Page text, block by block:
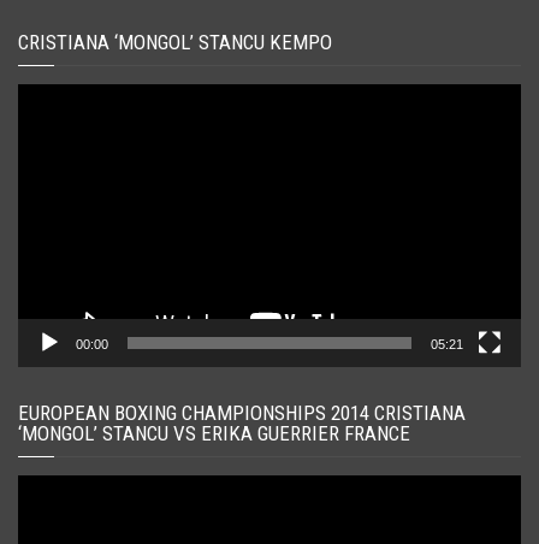
CRISTIANA ‘MONGOL’ STANCU KEMPO
00:00 05:21
EUROPEAN BOXING CHAMPIONSHIPS 2014 CRISTIANA
‘MONGOL’ STANCU VS ERIKA GUERRIER FRANCE